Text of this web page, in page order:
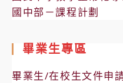
國中部－課程計劃
畢業生專區
畢業生/在校生文件申